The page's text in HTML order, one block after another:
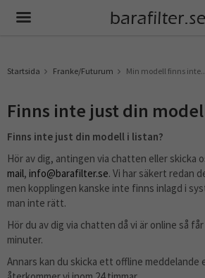
Startsida Franke/Futurum Min modell finns
Finns inte just din
Finns inte just din modell i listan?
Hör av dig, antingen via chatten eller skicka
mail, info@barafilter.se. Vi har säkert redan
men kopplingen kanske inte finns inlagd i
man inte rätt.
Hör du av dig via chatten då vi är online så
minuter.
Annars kan du skicka ett offline meddelande